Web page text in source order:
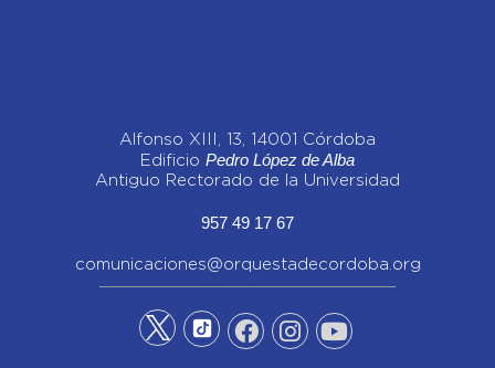
Alfonso XIII, 13, 14001 Córdoba
Edificio Pedro López de Alba
Antiguo Rectorado de la Universidad
957 49 17 67
comunicaciones@orquestadecordoba.org